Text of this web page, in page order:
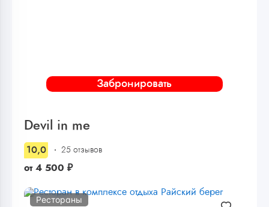
Забронировать
Devil in me
10,0 25 отзывов
от 4 500 ₽
Рестораны